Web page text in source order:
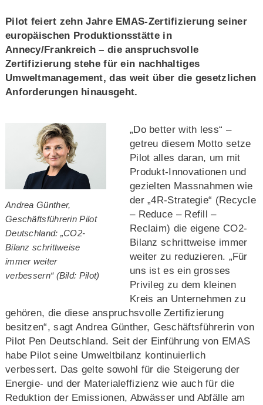
Pilot feiert zehn Jahre EMAS-Zertifizierung seiner
europäischen Produktionsstätte in
Annecy/Frankreich – die anspruchsvolle
Zertifizierung stehe für ein nachhaltiges
Umweltmanagement, das weit über die gesetzlichen
Anforderungen hinausgeht.
Andrea Günther,
Geschäftsführerin Pilot
Deutschland: „CO2-
Bilanz schrittweise
immer weiter
verbessern“ (Bild: Pilot)
„Do better with less“ –
getreu diesem Motto setze
Pilot alles daran, um mit
Produkt-Innovationen und
gezielten Massnahmen wie
der „4R-Strategie“ (Recycle
– Reduce – Refill –
Reclaim) die eigene CO2-
Bilanz schrittweise immer
weiter zu reduzieren. „Für
uns ist es ein grosses
Privileg zu dem kleinen
Kreis an Unternehmen zu
gehören, die diese anspruchsvolle Zertifizierung
besitzen“, sagt Andrea Günther, Geschäftsführerin von
Pilot Pen Deutschland. Seit der Einführung von EMAS
habe Pilot seine Umweltbilanz kontinuierlich
verbessert. Das gelte sowohl für die Steigerung der
Energie- und der Materialeffizienz wie auch für die
Reduktion der Emissionen, Abwässer und Abfälle am